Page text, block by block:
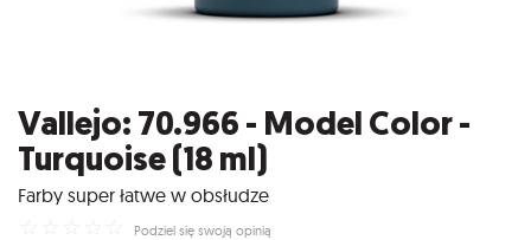
Vallejo: 70.966 - Model Color -
Turquoise (18 ml)
Farby super łatwe w obsłudze
Podziel się swoją opinią